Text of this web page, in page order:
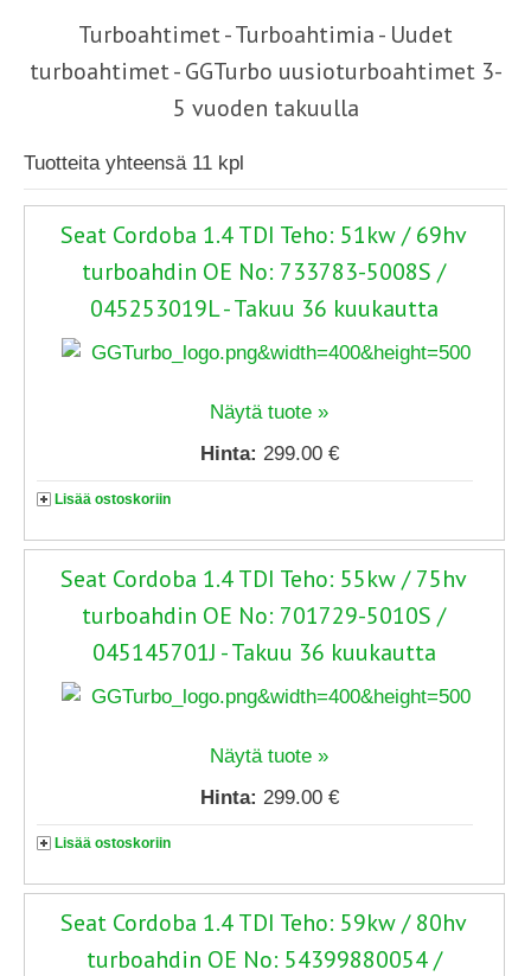
Turboahtimet - Turboahtimia - Uudet
turboahtimet - GGTurbo uusioturboahtimet 3-
5 vuoden takuulla
Tuotteita yhteensä 11 kpl
Seat Cordoba 1.4 TDI Teho: 51kw / 69hv
turboahdin OE No: 733783-5008S /
045253019L - Takuu 36 kuukautta
Näytä tuote »
Hinta: 299.00 €
Lisää ostoskoriin
Seat Cordoba 1.4 TDI Teho: 55kw / 75hv
turboahdin OE No: 701729-5010S /
045145701J - Takuu 36 kuukautta
Näytä tuote »
Hinta: 299.00 €
Lisää ostoskoriin
Seat Cordoba 1.4 TDI Teho: 59kw / 80hv
turboahdin OE No: 54399880054 /